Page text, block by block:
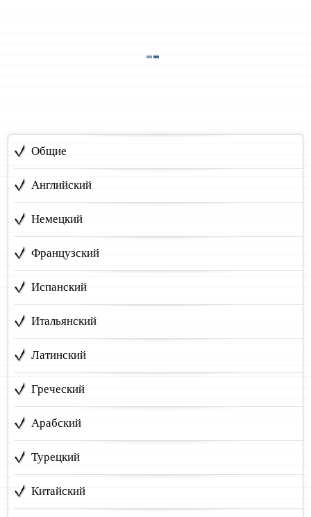
Общие
Английский
Немецкий
Французский
Испанский
Итальянский
Латинский
Греческий
Арабский
Турецкий
Китайский